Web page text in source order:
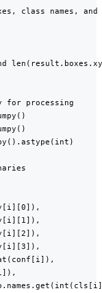
class names, and
for processing